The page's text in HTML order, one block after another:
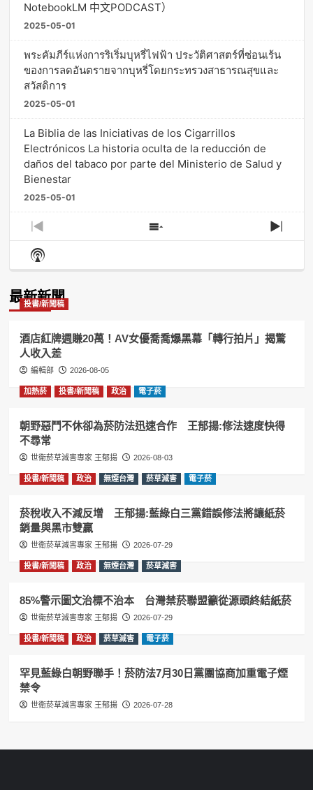
NotebookLM 中文PODCAST）
2025-05-01
พระคัมภีร์แห่งการริเริ่มบุหรี่ไฟฟ้า ประวัติศาสตร์ที่ซ่อนเร้น
ของการลดอันตรายจากบุหรี่โดยกระทรวงสาธารณสุขและ
สวัสดิการ
2025-05-01
La Biblia de las Iniciativas de los Cigarrillos
Electrónicos La historia oculta de la reducción de
daños del tabaco por parte del Ministerio de Salud y
Bienestar
2025-05-01
Previous
Episode
Show
Episodes
Next
Show
Podcast
最新新聞
投書/新聞稿
酒店紅牌週賺20萬！AV女優喬喬爆黑幕「轉行拍片」揭驚
人收入差
編輯部 2026-08-05
加熱菸 投書/新聞稿 政治 電子菸
朝野惡鬥不休卻為菸防法迅速合作 王郁揚:修法速度快得
不尋常
世衛菸草減害專家 王郁揚 2026-08-03
投書/新聞稿 政治 無煙台灣 菸草減害 電子菸
菸稅收入不減反增 王郁揚:藍綠白三黨錯誤修法將讓紙菸
銷量與黑市雙贏
世衛菸草減害專家 王郁揚 2026-07-29
投書/新聞稿 政治 無煙台灣 菸草減害
85%警示圖文治標不治本 台灣禁菸聯盟籲從源頭終結紙菸
世衛菸草減害專家 王郁揚 2026-07-29
投書/新聞稿 政治 菸草減害 電子菸
罕見藍綠白朝野聯手！菸防法7月30日黨團協商加重電子煙
禁令
世衛菸草減害專家 王郁揚 2026-07-28